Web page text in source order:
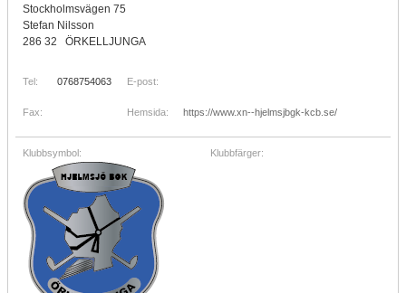
Stockholmsvägen 75
Stefan Nilsson
286 32 ÖRKELLJUNGA
Tel: 0768754063 E-post:
Fax: Hemsida: https://www.xn--hjelmsjbgk-kcb.se/
Klubbsymbol: Klubbfärger: